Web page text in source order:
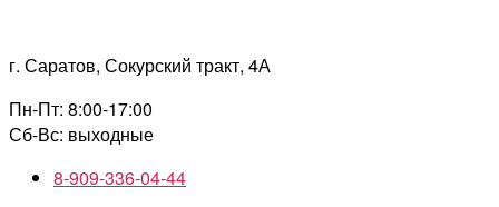
содержимому
г. Саратов, Сокурский тракт, 4А
Пн-Пт: 8:00-17:00
Сб-Вс: выходные
8-909-336-04-44